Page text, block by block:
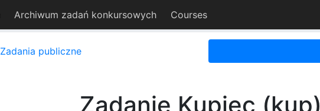
Archiwum zadań konkursowych Courses
Zadania publiczne
Zadanie Kupiec (kup)